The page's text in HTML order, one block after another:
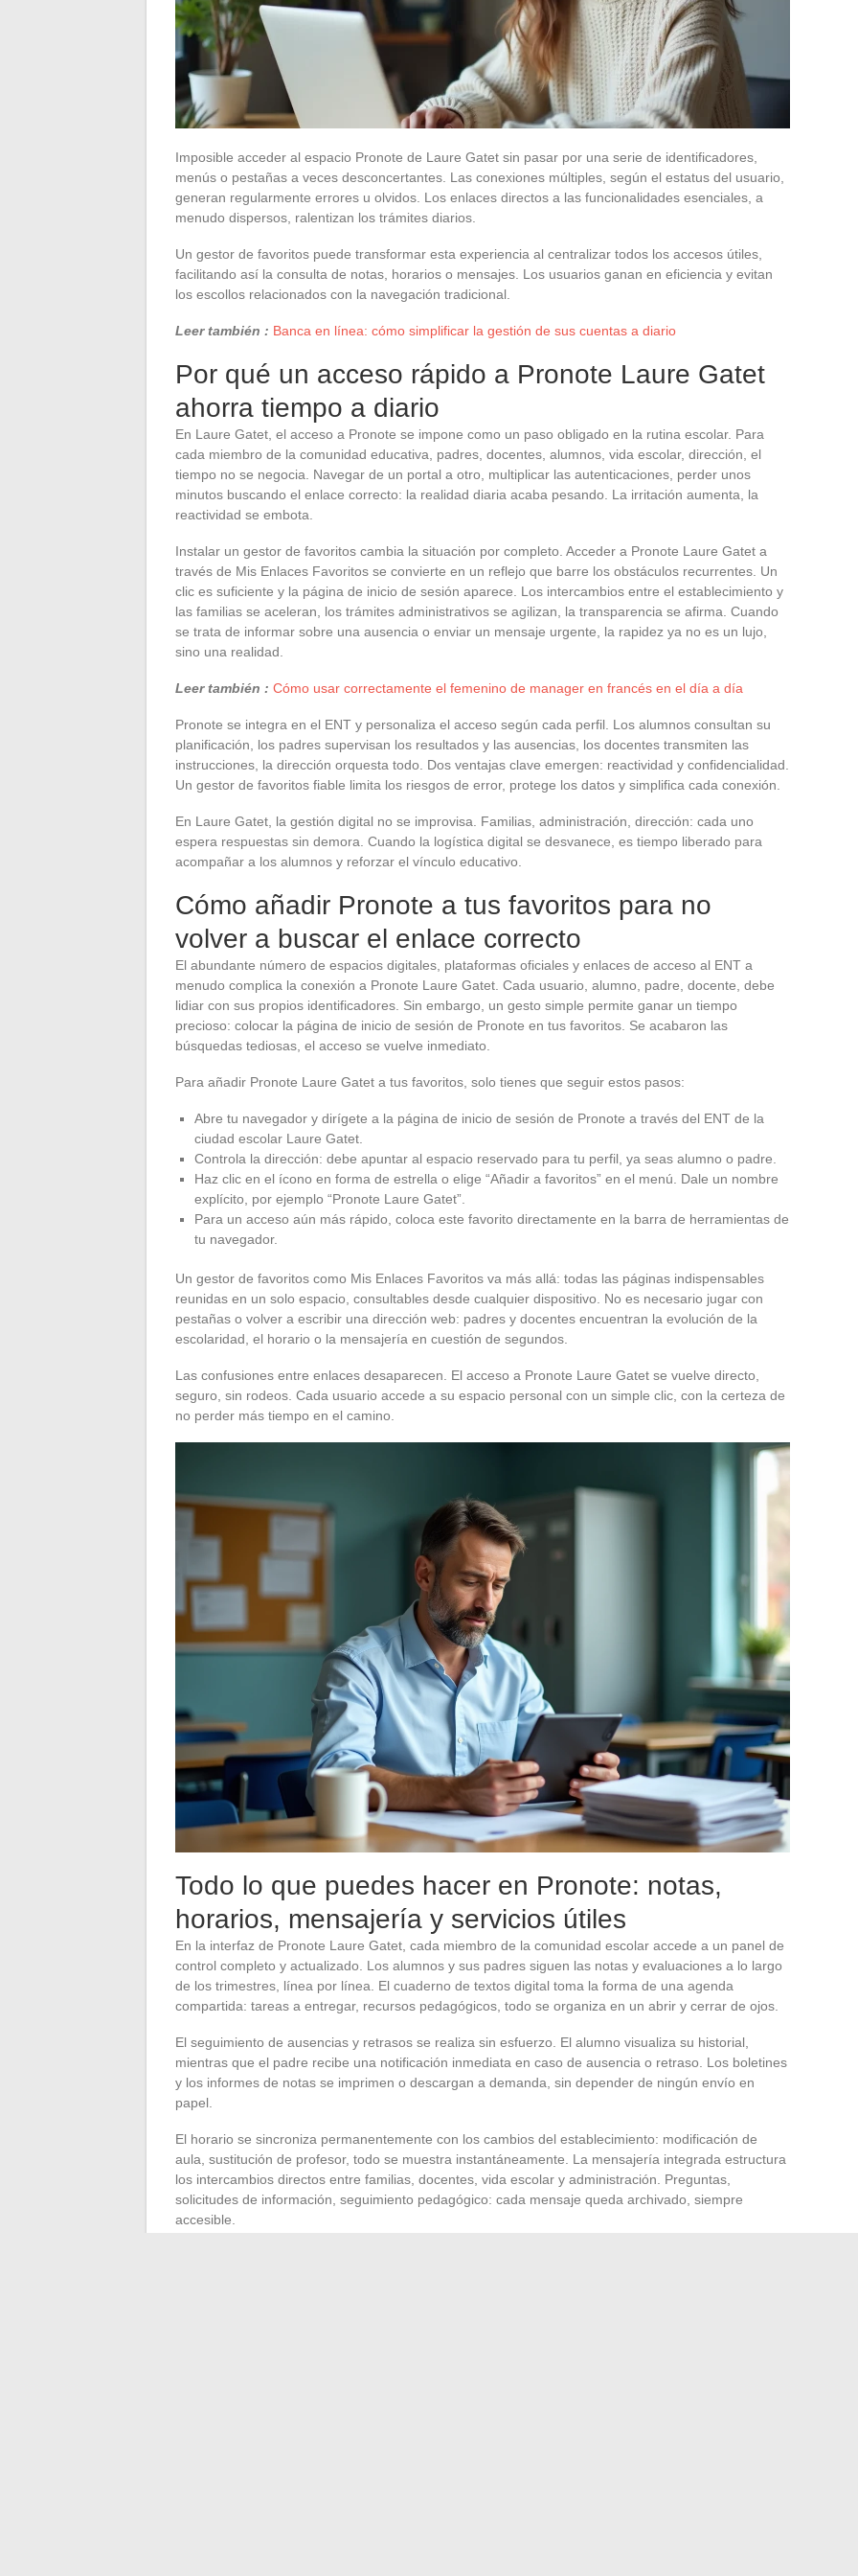
Imposible acceder al espacio Pronote de Laure Gatet sin pasar por una serie de identificadores,
menús o pestañas a veces desconcertantes. Las conexiones múltiples, según el estatus del usuario,
generan regularmente errores u olvidos. Los enlaces directos a las funcionalidades esenciales, a
menudo dispersos, ralentizan los trámites diarios.
Un gestor de favoritos puede transformar esta experiencia al centralizar todos los accesos útiles,
facilitando así la consulta de notas, horarios o mensajes. Los usuarios ganan en eficiencia y evitan
los escollos relacionados con la navegación tradicional.
Leer también : Banca en línea: cómo simplificar la gestión de sus cuentas a diario
Por qué un acceso rápido a Pronote Laure Gatet
ahorra tiempo a diario
En Laure Gatet, el acceso a Pronote se impone como un paso obligado en la rutina escolar. Para
cada miembro de la comunidad educativa, padres, docentes, alumnos, vida escolar, dirección, el
tiempo no se negocia. Navegar de un portal a otro, multiplicar las autenticaciones, perder unos
minutos buscando el enlace correcto: la realidad diaria acaba pesando. La irritación aumenta, la
reactividad se embota.
Instalar un gestor de favoritos cambia la situación por completo. Acceder a Pronote Laure Gatet a
través de Mis Enlaces Favoritos se convierte en un reflejo que barre los obstáculos recurrentes. Un
clic es suficiente y la página de inicio de sesión aparece. Los intercambios entre el establecimiento y
las familias se aceleran, los trámites administrativos se agilizan, la transparencia se afirma. Cuando
se trata de informar sobre una ausencia o enviar un mensaje urgente, la rapidez ya no es un lujo,
sino una realidad.
Leer también : Cómo usar correctamente el femenino de manager en francés en el día a día
Pronote se integra en el ENT y personaliza el acceso según cada perfil. Los alumnos consultan su
planificación, los padres supervisan los resultados y las ausencias, los docentes transmiten las
instrucciones, la dirección orquesta todo. Dos ventajas clave emergen: reactividad y confidencialidad.
Un gestor de favoritos fiable limita los riesgos de error, protege los datos y simplifica cada conexión.
En Laure Gatet, la gestión digital no se improvisa. Familias, administración, dirección: cada uno
espera respuestas sin demora. Cuando la logística digital se desvanece, es tiempo liberado para
acompañar a los alumnos y reforzar el vínculo educativo.
Cómo añadir Pronote a tus favoritos para no
volver a buscar el enlace correcto
El abundante número de espacios digitales, plataformas oficiales y enlaces de acceso al ENT a
menudo complica la conexión a Pronote Laure Gatet. Cada usuario, alumno, padre, docente, debe
lidiar con sus propios identificadores. Sin embargo, un gesto simple permite ganar un tiempo
precioso: colocar la página de inicio de sesión de Pronote en tus favoritos. Se acabaron las
búsquedas tediosas, el acceso se vuelve inmediato.
Para añadir Pronote Laure Gatet a tus favoritos, solo tienes que seguir estos pasos:
Abre tu navegador y dirígete a la página de inicio de sesión de Pronote a través del ENT de la
ciudad escolar Laure Gatet.
Controla la dirección: debe apuntar al espacio reservado para tu perfil, ya seas alumno o padre.
Haz clic en el ícono en forma de estrella o elige “Añadir a favoritos” en el menú. Dale un nombre
explícito, por ejemplo “Pronote Laure Gatet”.
Para un acceso aún más rápido, coloca este favorito directamente en la barra de herramientas de
tu navegador.
Un gestor de favoritos como Mis Enlaces Favoritos va más allá: todas las páginas indispensables
reunidas en un solo espacio, consultables desde cualquier dispositivo. No es necesario jugar con
pestañas o volver a escribir una dirección web: padres y docentes encuentran la evolución de la
escolaridad, el horario o la mensajería en cuestión de segundos.
Las confusiones entre enlaces desaparecen. El acceso a Pronote Laure Gatet se vuelve directo,
seguro, sin rodeos. Cada usuario accede a su espacio personal con un simple clic, con la certeza de
no perder más tiempo en el camino.
Todo lo que puedes hacer en Pronote: notas,
horarios, mensajería y servicios útiles
En la interfaz de Pronote Laure Gatet, cada miembro de la comunidad escolar accede a un panel de
control completo y actualizado. Los alumnos y sus padres siguen las notas y evaluaciones a lo largo
de los trimestres, línea por línea. El cuaderno de textos digital toma la forma de una agenda
compartida: tareas a entregar, recursos pedagógicos, todo se organiza en un abrir y cerrar de ojos.
El seguimiento de ausencias y retrasos se realiza sin esfuerzo. El alumno visualiza su historial,
mientras que el padre recibe una notificación inmediata en caso de ausencia o retraso. Los boletines
y los informes de notas se imprimen o descargan a demanda, sin depender de ningún envío en
papel.
El horario se sincroniza permanentemente con los cambios del establecimiento: modificación de
aula, sustitución de profesor, todo se muestra instantáneamente. La mensajería integrada estructura
los intercambios directos entre familias, docentes, vida escolar y administración. Preguntas,
solicitudes de información, seguimiento pedagógico: cada mensaje queda archivado, siempre
accesible.